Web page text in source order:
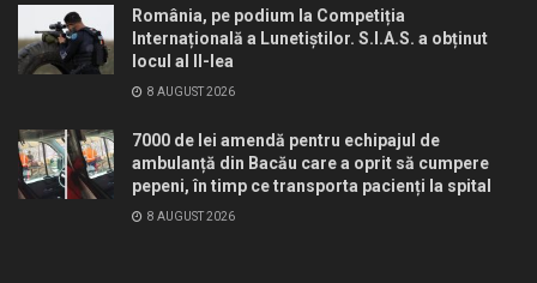
România, pe podium la Competiția
Internațională a Lunetiștilor. S.I.A.S. a obținut
locul al II-lea
8 AUGUST 2026
7000 de lei amendă pentru echipajul de
ambulanță din Bacău care a oprit să cumpere
pepeni, în timp ce transporta pacienți la spital
8 AUGUST 2026